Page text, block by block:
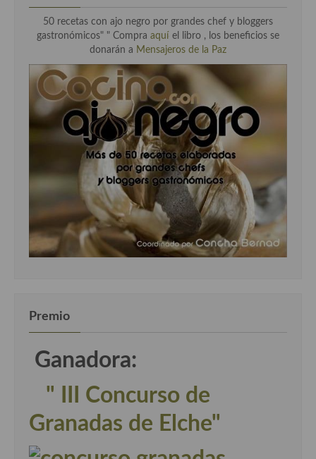
50 recetas con ajo negro por grandes chef y bloggers
gastronómicos" " Compra aquí el libro , los beneficios se
donarán a Mensajeros de la Paz
Premio
Ganadora:
" III Concurso de
Granadas de Elche"